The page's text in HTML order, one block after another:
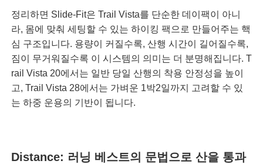
정리하면 Slide-Fit은 Trail Vista를 단순한 데이팩이 아니
라, 몸에 맞춰 세팅할 수 있는 하이킹 팩으로 만들어주는 핵
심 구조입니다. 용량이 커질수록, 산행 시간이 길어질수록,
짐이 무거워질수록 이 시스템의 의미는 더 분명해집니다. T
rail Vista 20에서는 일반 당일 산행의 착용 안정성을 높이
고, Trail Vista 28에서는 가벼운 1박2일까지 고려할 수 있
는 하중 운용의 기반이 됩니다.
Distance: 러닝 베스트의 문법으로 산을 통과